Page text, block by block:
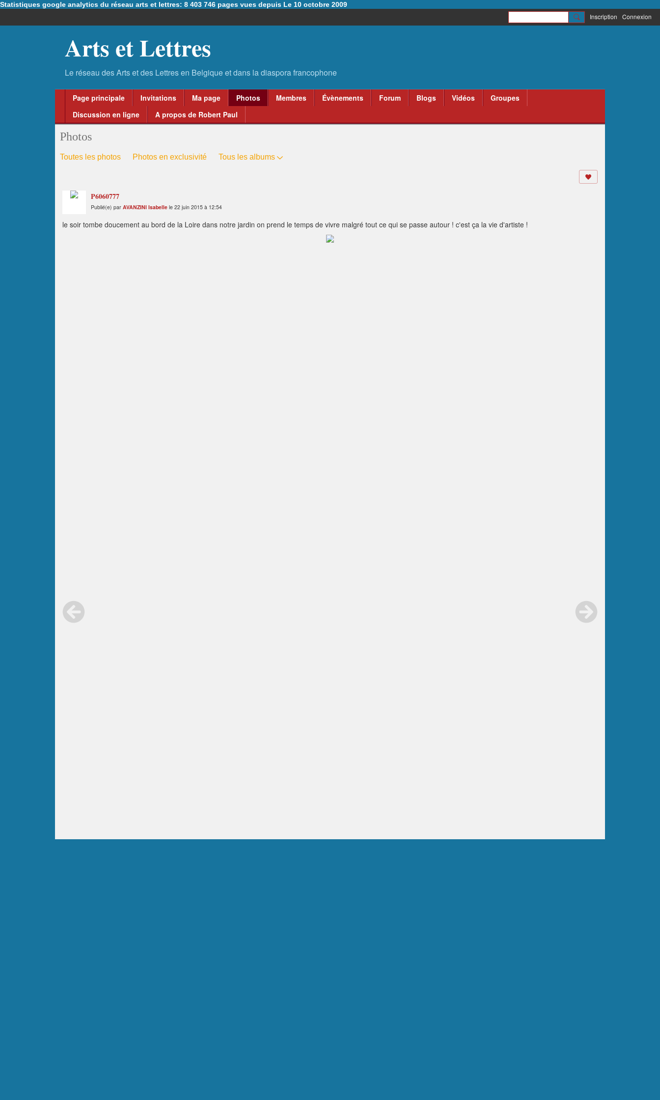
Statistiques google analytics du réseau arts et lettres: 8 403 746 pages vues depuis Le 10 octobre 2009
Inscription Connexion
Arts et Lettres
Page principale Invitations Ma page Photos Membres Évènements Forum Blogs Vidéos
Groupes
Discussion en ligne
A propos de Robert Paul
Photos
Toutes les photos Photos en exclusivité Tous les albums
P6060777
Publié(e) par AVANZINI Isabelle le 22 juin 2015 à 12:54
le soir tombe doucement au bord de la Loire dans notre jardin on prend le temps de vivre malgré tout ce qui se passe autour ! c'est ça la vie d'artiste !